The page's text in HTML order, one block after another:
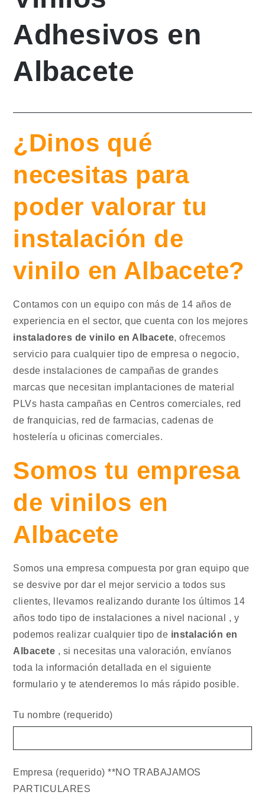
Adhesivos en
Albacete
¿Dinos qué
necesitas para
poder valorar tu
instalación de
vinilo en Albacete?
Contamos con un equipo con más de 14 años de
experiencia en el sector, que cuenta con los mejores
instaladores de vinilo en Albacete, ofrecemos
servicio para cualquier tipo de empresa o negocio,
desde instalaciones de campañas de grandes
marcas que necesitan implantaciones de material
PLVs hasta campañas en Centros comerciales, red
de franquicias, red de farmacias, cadenas de
hostelería u oficinas comerciales.
Somos tu empresa
de vinilos en
Albacete
Somos una empresa compuesta por gran equipo que
se desvive por dar el mejor servicio a todos sus
clientes, llevamos realizando durante los últimos 14
años todo tipo de instalaciones a nivel nacional , y
podemos realizar cualquier tipo de instalación en
Albacete , si necesitas una valoración, envíanos
toda la información detallada en el siguiente
formulario y te atenderemos lo más rápido posible.
Tu nombre (requerido)
Empresa (requerido) **NO TRABAJAMOS
PARTICULARES